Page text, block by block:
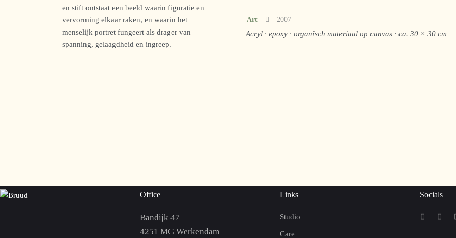
en stift ontstaat een beeld waarin figuratie en
vervorming elkaar raken, en waarin het
menselijk portret fungeert als drager van
spanning, gelaagdheid en ingreep.
Art 2007
Acryl · epoxy · organisch materiaal op canvas · ca. 30 × 30 cm
Office
Bandijk 47
4251 MG Werkendam
Links
Studio
Care
Socials